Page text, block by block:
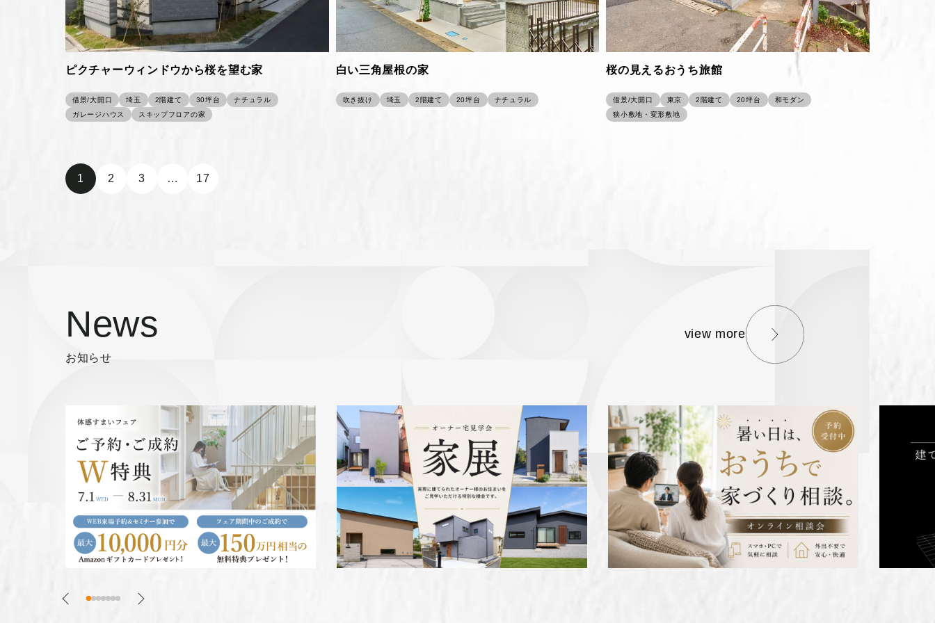
ピクチャーウィンドウから桜を望む家
借景/大開口 埼玉 2階建て 30坪台
ナチュラル
ガレージハウス
スキップフロアの家
白い三角屋根の家
吹き抜け 埼玉 2階建て 20坪台 ナチュラル
桜の見えるおうち旅館
借景/大開口 東京 2階建て 20坪台
和モダン
狭小敷地・変形敷地
1 2 3 … 17
News
お知らせ
view more